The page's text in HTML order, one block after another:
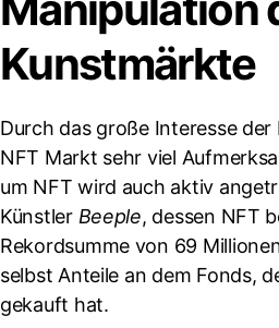
Kunstmärkte
Durch das große Interesse
NFT Markt sehr viel
um NFT wird auch aktiv
Künstler Beeple, dessen NFT
Rekordsumme von 69
selbst Anteile an dem Fonds,
gekauft hat.